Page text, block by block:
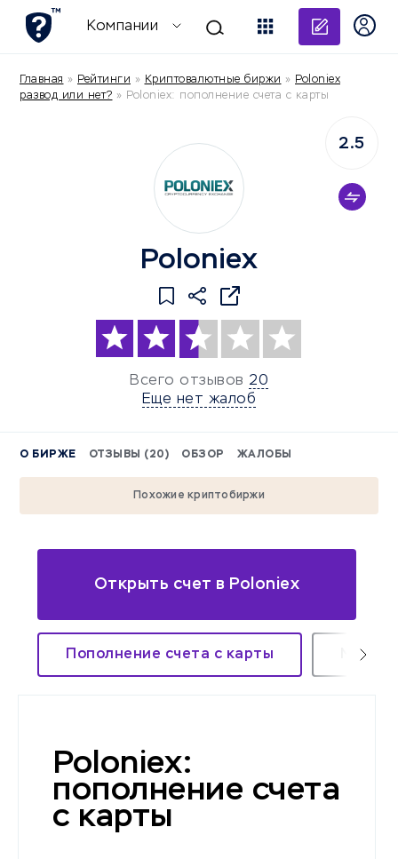
Компании
Главная » Рейтинги » Криптовалютные биржи » Poloniex
развод или нет? » Poloniex: пополнение счета с карты
Poloniex
Всего отзывов 20
Еще нет жалоб
2.5
О БИРЖЕ ОТЗЫВЫ (20) ОБЗОР ЖАЛОБЫ
Похожие криптобиржи
Открыть счет в Poloniex
Пополнение счета с карты
Poloniex:
пополнение счета
с карты